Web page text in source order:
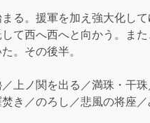
る。援軍を加え強大化し
て西へ西へと向かう。ま
。その後半。
上ノ関を出る／満珠・干
き／のろし／悲風の将座